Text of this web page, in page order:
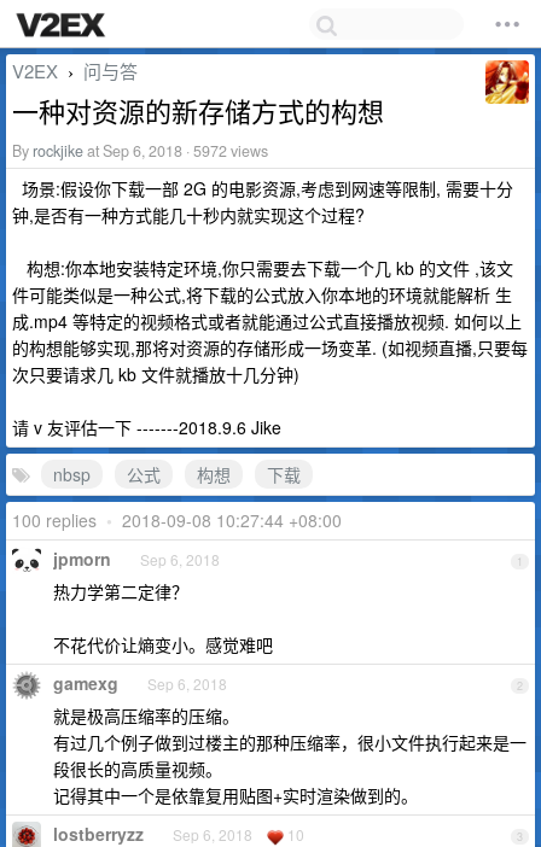
V2EX › 问与答
一种对资源的新存储方式的构想
By rockjikeat Sep 6, 2018 · 5972 views
场景:假设你下载一部 2G 的电影资源,考虑到网速等限制, 需要十分
钟,是否有一种方式能几十秒内就实现这个过程?
构想:你本地安装特定环境,你只需要去下载一个几 kb 的文件 ,该文
件可能类似是一种公式,将下载的公式放入你本地的环境就能解析 生
成.mp4 等特定的视频格式或者就能通过公式直接播放视频. 如何以上
的构想能够实现,那将对资源的存储形成一场变革. (如视频直播,只要每
次只要请求几 kb 文件就播放十几分钟)
请 v 友评估一下 -------2018.9.6 Jike
nbsp
公式 构想
下载
100 replies • 2018-09-08 10:27:44 +08:00
1
jpmorn Sep 6, 2018
热力学第二定律？
不花代价让熵变小。感觉难吧
2
gamexg Sep 6, 2018
就是极高压缩率的压缩。
有过几个例子做到过楼主的那种压缩率，很小文件执行起来是一
段很长的高质量视频。
记得其中一个是依靠复用贴图+实时渲染做到的。
3
lostberryzz Sep 6, 2018 10